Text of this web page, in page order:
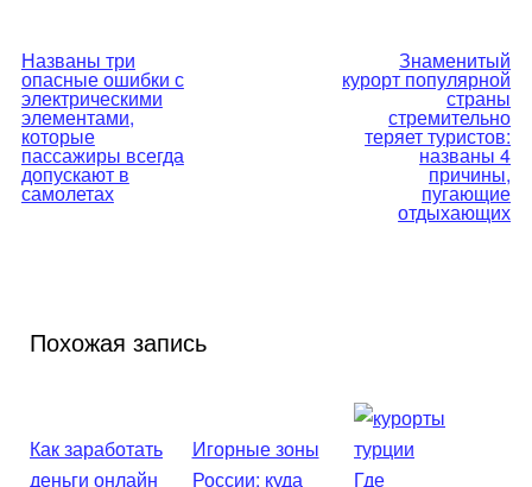
Навигация
по
записям
Названы три
опасные ошибки с
электрическими
элементами,
которые
пассажиры всегда
допускают в
самолетах
Знаменитый
курорт популярной
страны
стремительно
теряет туристов:
названы 4
причины,
пугающие
отдыхающих
Похожая запись
Как заработать
деньги онлайн
Игорные зоны
России: куда
Где